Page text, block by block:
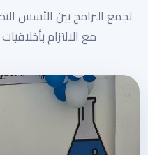
تجمع البرامج بين الأسس
مع الالتزام